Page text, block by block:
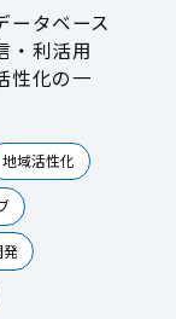
ータベース
・利活用
性化の一
地域活性化
発